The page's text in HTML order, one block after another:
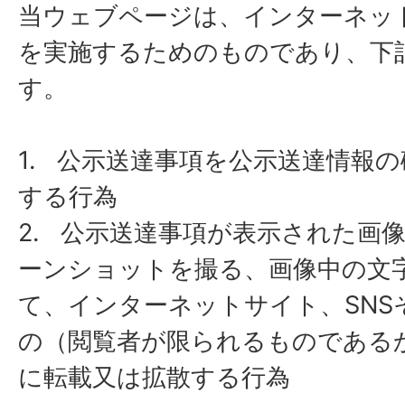
当ウェブページは、インターネッ
を実施するためのものであり、下
す。
1. 公示送達事項を公示送達情報
する行為
​​​​​​​2. 公示送達事項が表示された画
ーンショットを撮る、画像中の文
て、インターネットサイト、
の（閲覧者が限られるものである
に転載又は拡散する行為